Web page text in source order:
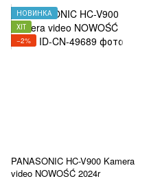
НОВИНКА
ХІТ
−2%
PANASONIC HC-V900 Kamera
video NOWOŚĆ 2024r